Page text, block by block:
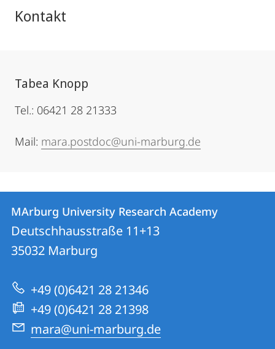
Kontakt
Tabea Knopp
Tel.: 06421 28 21333
Mail: mara.postdoc@uni-marburg.de
Kontakt
und
Informationen
zur
Website
Kontaktinformationen
MArburg
University
Research
Academy
MArburg University Research Academy
Deutschhausstraße 11+13
35032 Marburg
+49 (0)6421 28 21346
+49 (0)6421 28 21398
mara@uni-marburg.de